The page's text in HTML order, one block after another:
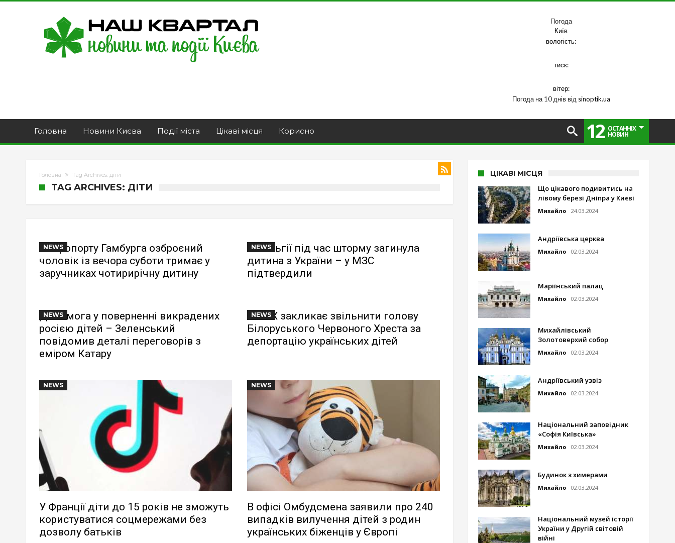
Погода
Київ
вологість:
тиск:
вітер:
Погода на 10 днів від sinoptik.ua
Головна Новини Києва Події міста Цікаві місця Корисно 12 ОСТАННІХ
НОВИН
Головна Tag Archives: діти
TAG ARCHIVES: ДІТИ
NEWS
В аеропорту Гамбурга озброєний
чоловік із вечора суботи тримає у
заручниках чотирирічну дитину
NEWS
У Бельгії під час шторму загинула
дитина з України – у МЗС
підтвердили
NEWS
Допомога у поверненні викрадених
росією дітей – Зеленський
повідомив деталі переговорів з
еміром Катару
NEWS
МКЧХ закликає звільнити голову
Білоруського Червоного Хреста за
депортацію українських дітей
NEWS
У Франції діти до 15 років не зможуть
користуватися соцмережами без
дозволу батьків
NEWS
В офісі Омбудсмена заявили про 240
випадків вилучення дітей з родин
українських біженців у Європі
ЦІКАВІ МІСЦЯ
Що цікавого подивитись на
лівому березі Дніпра у Києві
Михайло 24.03.2024
Андріївська церква
Михайло 02.03.2024
Маріїнський палац
Михайло 02.03.2024
Михайлівський
Золотоверхий собор
Михайло 02.03.2024
Андріївський узвіз
Михайло 02.03.2024
Національний заповідник
«Софія Київська»
Михайло 02.03.2024
Будинок з химерами
Михайло 02.03.2024
Національний музей історії
України у Другій світовій
війні